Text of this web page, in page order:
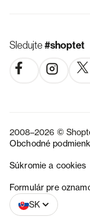
Sledujte#shoptet
2008–2026 ©
Obchodné
Súkromie a cookies
Formulár pre
SK